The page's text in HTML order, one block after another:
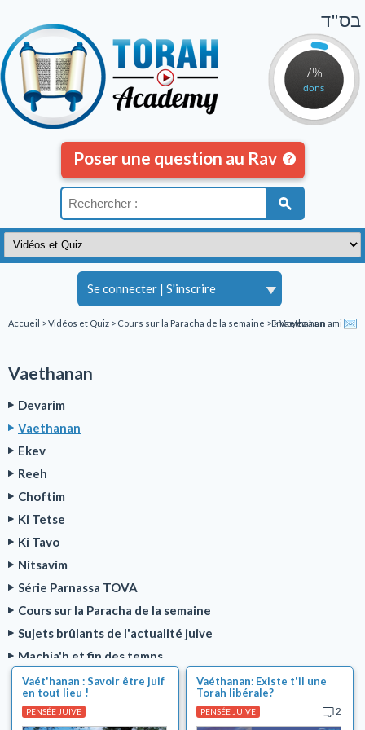
7%
dons
Se connecter | S'inscrire
בס"ד
Poser une question au Rav
Accueil >Vidéos et Quiz > Cours sur la Paracha de la semaine >> Vaethanan
Envoyez à un ami
Vaethanan
Devarim
Vaethanan
Ekev
Reeh
Choftim
Ki Tetse
Ki Tavo
Nitsavim
Série Parnassa TOVA
Cours sur la Paracha de la semaine
Sujets brûlants de l'actualité juive
Machia'h et fin des temps
Ségoulot (solutions magiques)
Les 2 minutes de 'Hizouk
Relations filles/garçons
Vaét'hanan : Savoir être juif
en tout lieu !
PENSÉE JUIVE
Vaéthanan: Existe t'il une
Torah libérale?
2
PENSÉE JUIVE